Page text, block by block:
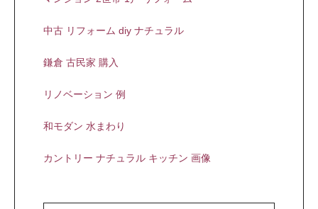
中古 リフォーム diy ナチュラル
鎌倉 古民家 購入
リノベーション 例
和モダン 水まわり
カントリー ナチュラル キッチン 画像